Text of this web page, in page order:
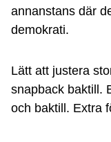
annanstans där
demokrati.
Lätt att justera
snapback baktill.
och baktill. Extra